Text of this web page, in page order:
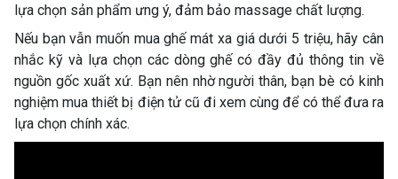
lựa chọn sản phẩm ưng ý, đảm bảo massage chất lượng.
Nếu bạn vẫn muốn mua ghế mát xa giá dưới 5 triệu, hãy cân
nhắc kỹ và lựa chọn các dòng ghế có đầy đủ thông tin về
nguồn gốc xuất xứ. Bạn nên nhờ người thân, bạn bè có kinh
nghiệm mua thiết bị điện tử cũ đi xem cùng để có thể đưa ra
lựa chọn chính xác.